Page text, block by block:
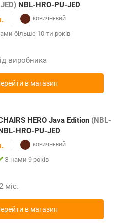
NBL-HRO-PU-JED
більше 10-ти років
виробника
в магазин
HERO Java Edition (NBL-
HRO-PU-JED
З нами 9 років
міс.
в магазин